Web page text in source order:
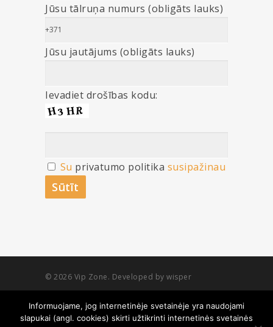
Jūsu tālruņa numurs (obligāts lauks)
Jūsu jautājums (obligāts lauks)
Ievadiet drošības kodu:
Su privatumo politika susipažinau
© 2026 Vip Zone. Developed by wisper
Informuojame, jog internetinėje svetainėje yra naudojami
slapukai (angl. cookies) skirti užtikrinti internetinės svetainės